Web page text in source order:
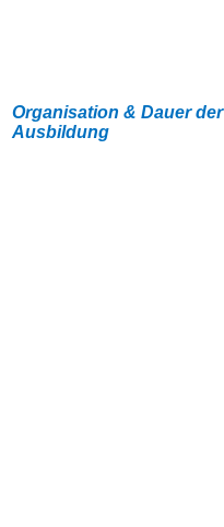
Organisation & Dauer der
Ausbildung